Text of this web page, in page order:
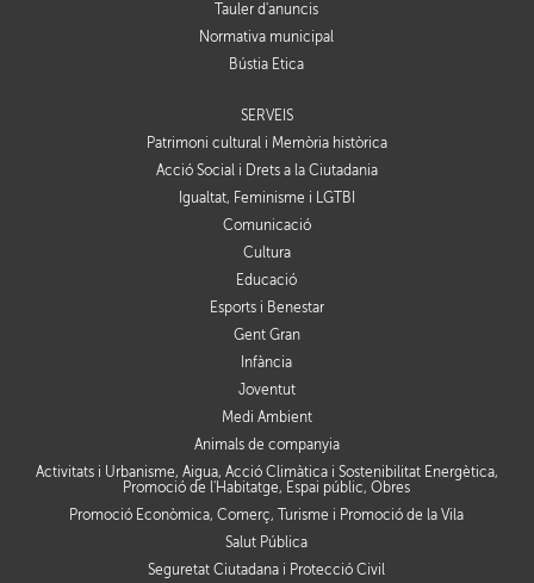
Tauler d'anuncis
Normativa municipal
Bústia Ètica
SERVEIS
Patrimoni cultural i Memòria històrica
Acció Social i Drets a la Ciutadania
Igualtat, Feminisme i LGTBI
Comunicació
Cultura
Educació
Esports i Benestar
Gent Gran
Infància
Joventut
Medi Ambient
Animals de companyia
Activitats i Urbanisme, Aigua, Acció Climàtica i Sostenibilitat Energètica,
Promoció de l'Habitatge, Espai públic, Obres
Promoció Econòmica, Comerç, Turisme i Promoció de la Vila
Salut Pública
Seguretat Ciutadana i Protecció Civil